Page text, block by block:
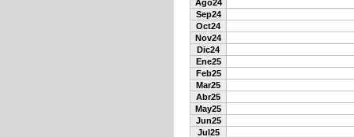
Ago24
Sep24
Oct24
Nov24
Dic24
Ene25
Feb25
Mar25
Abr25
May25
Jun25
Jul25